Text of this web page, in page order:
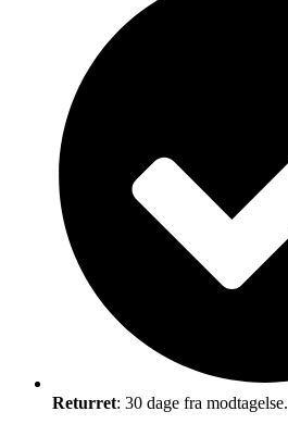
Returret: 30 dage fra modtagelse.